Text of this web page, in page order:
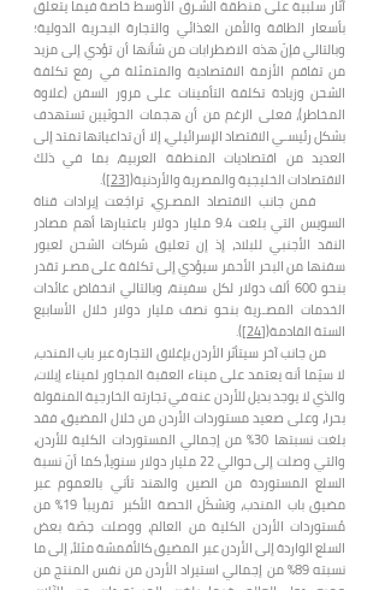
آثار سلبية على منطقة الشـرق الأوسط خاصة فيما يتعلق
بأسعار الطاقة والأمن الغذائي والتجارة البحرية الدولية؛
وبالتالي فإنّ هذه الاضطرابات من شأنها أن تؤدي إلى مزيد
من تفاقم الأزمة الاقتصادية والمتمثلة في رفع تكلفة
الشحن وزيادة تكلفة التأمينات على مرور السفن (علاوة
المخاطر)، فعلى الرغم من أن هجمات الحوثيين تستهدف
بشكل رئيسـي الاقتصاد الإسرائيلي، إلا أن تداعياتها تمتد إلى
العديد من اقتصاديات المنطقة العربية، بما في ذلك
الاقتصادات الخليجية والمصرية والأردنية([23]
).
فمن جانب الاقتصاد المصـري، تراجَعت إيرادات قناة
السويس التي بلغت 9.4 مليار دولار باعتبارها أهم مصادر
النقد الأجنبي للبلاد، إذ إن تعليق شركات الشحن لعبور
سفنها من البحر الأحمر سيؤدي إلى تكلفة على مصـر تقدر
بنحو 600 ألف دولار لكل سفينة، وبالتالي انخفاض عائدات
الخدمات المصـرية بنحو نصف مليار دولار خلال الأسابيع
الستة القادمة([24]
).
من جانب آخر سيتأثر الأردن بإغلاق التجارة عبر باب المندب،
لا سيّما أنه يعتمد على ميناء العقبة المجاور لميناء إيلات،
والذي لا يوجد بديل للأردن عنه في تجارته الخارجية المنقولة
بحرا، وعلى صعيد مستوردات الأردن من خلال المضيق، فقد
بلغت نسبتها 30% من إجمالي المستوردات الكلية للأردن،
والتي وصلت إلى حوالي 22 مليار دولار سنوياً، كما أنّ نسبة
السلع المستوردة من الصين والهند تأتي بالعموم عبر
مضيق باب المندب، وتشكّل الحصة الأكبر تقريباً 19% من
مُستوردات الأردن الكلية من العالم، ووصلت حِصّة بعض
السلع الواردة إلى الأردن عبر المضيق كالأقمشة مثلاً، إلى ما
نسبته 89% من إجمالي استيراد الأردن من نفس المنتج من